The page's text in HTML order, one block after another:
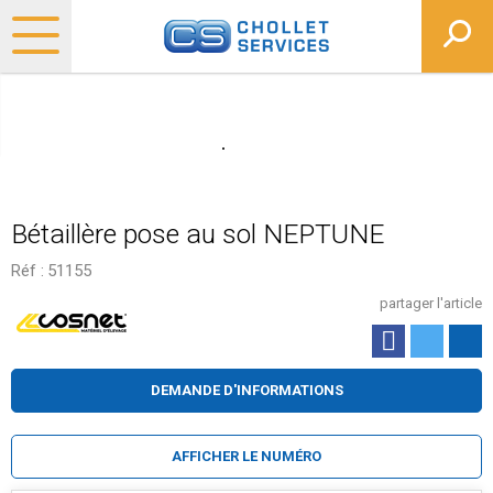
Bétaillère pose au sol NEPTUNE
Réf : 51155
partager l'article
DEMANDE D'INFORMATIONS
AFFICHER LE NUMÉRO